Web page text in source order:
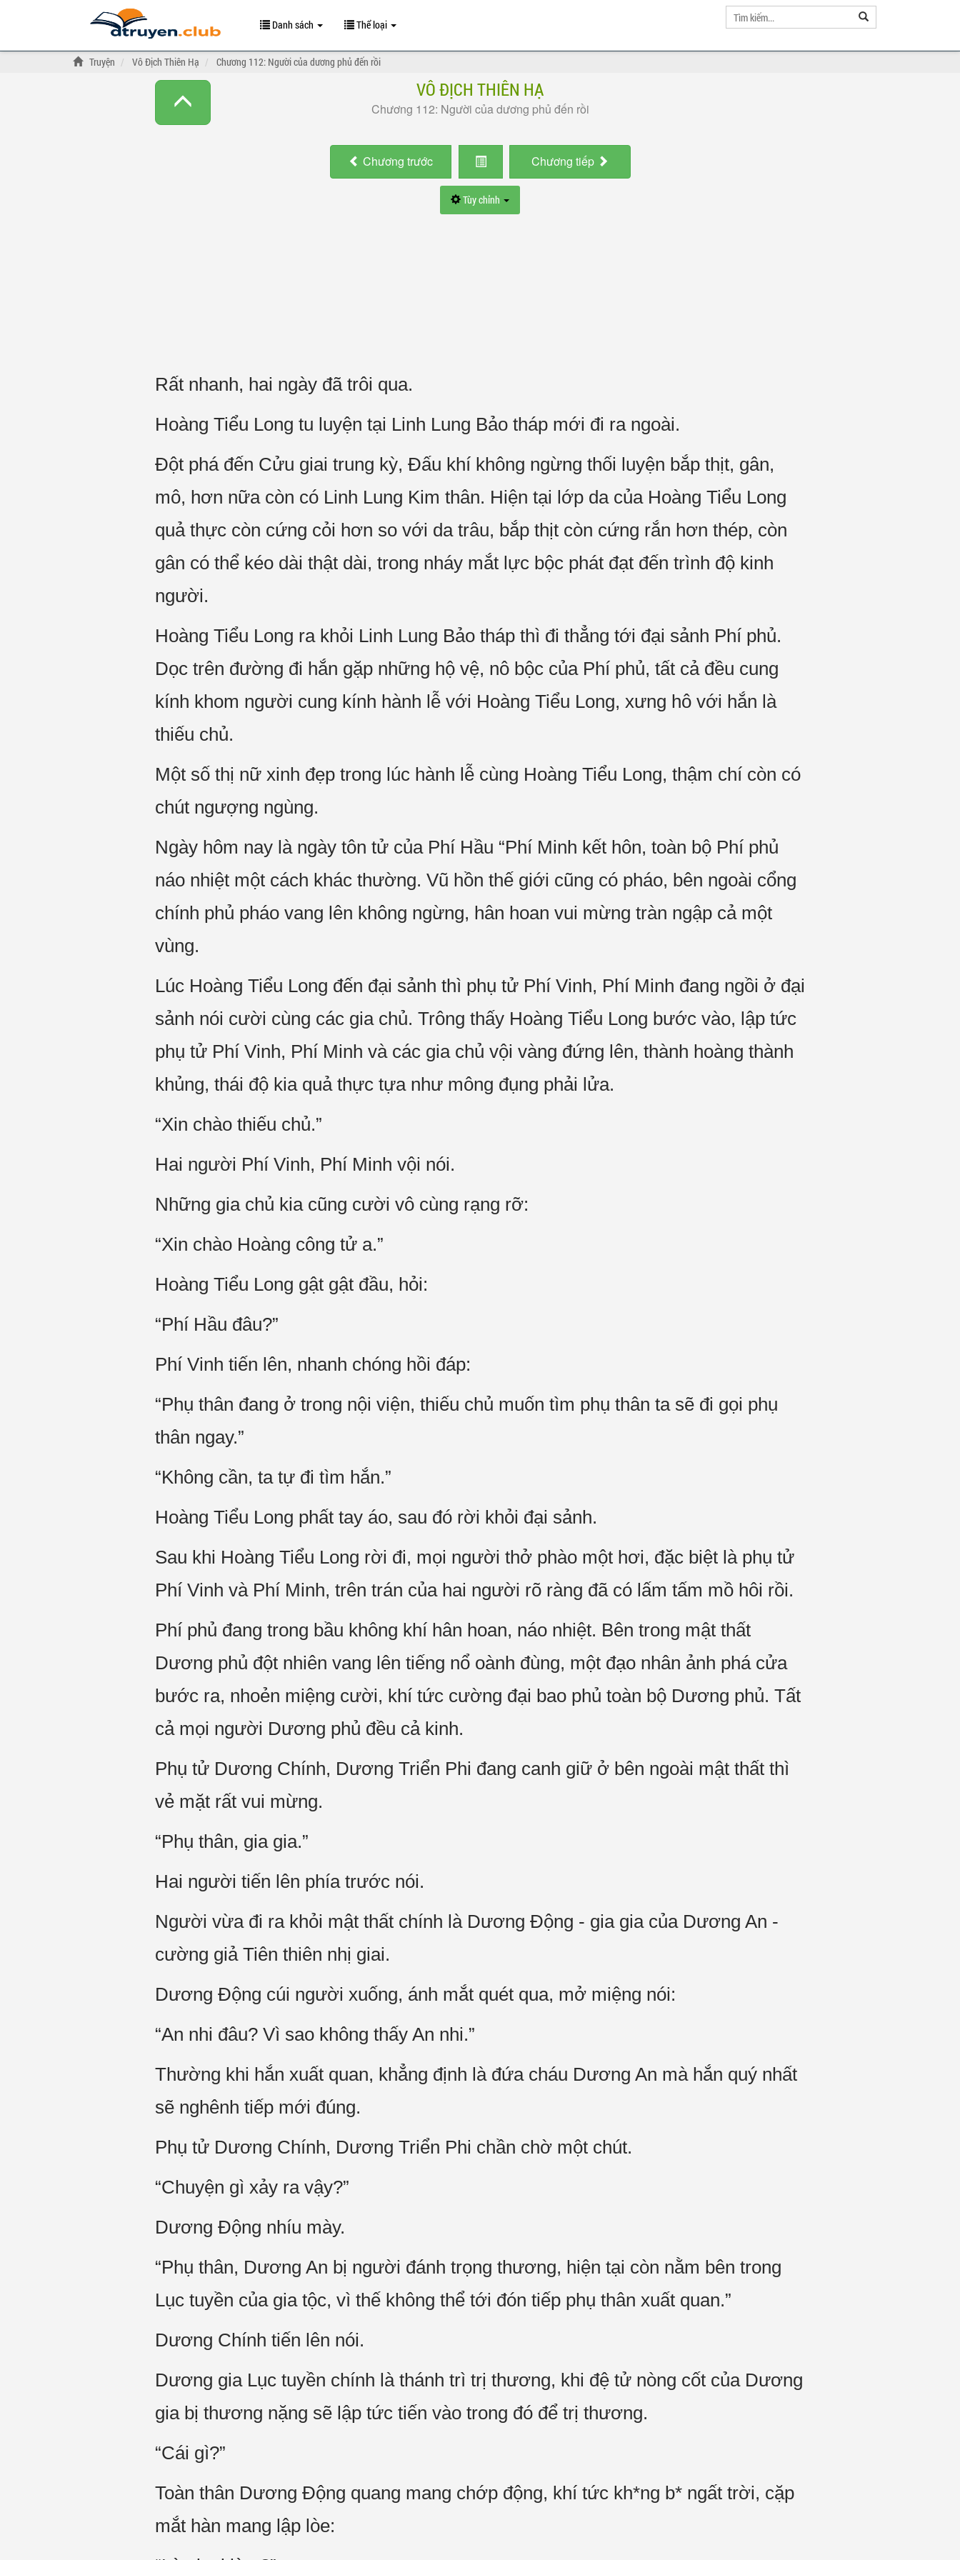
Danh sách Thể loại
Truyện Vô Địch Thiên Hạ Chương 112: Người của dương phủ đến rồi
VÔ ĐỊCH THIÊN HẠ
Chương 112: Người của dương phủ đến rồi
Chương trước Chương tiếp
Tùy chỉnh
Rất nhanh, hai ngày đã trôi qua.
Hoàng Tiểu Long tu luyện tại Linh Lung Bảo tháp mới đi ra ngoài.
Đột phá đến Cửu giai trung kỳ, Đấu khí không ngừng thối luyện bắp thịt, gân,
mô, hơn nữa còn có Linh Lung Kim thân. Hiện tại lớp da của Hoàng Tiểu Long
quả thực còn cứng cỏi hơn so với da trâu, bắp thịt còn cứng rắn hơn thép, còn
gân có thể kéo dài thật dài, trong nháy mắt lực bộc phát đạt đến trình độ kinh
người.
Hoàng Tiểu Long ra khỏi Linh Lung Bảo tháp thì đi thẳng tới đại sảnh Phí phủ.
Dọc trên đường đi hắn gặp những hộ vệ, nô bộc của Phí phủ, tất cả đều cung
kính khom người cung kính hành lễ với Hoàng Tiểu Long, xưng hô với hắn là
thiếu chủ.
Một số thị nữ xinh đẹp trong lúc hành lễ cùng Hoàng Tiểu Long, thậm chí còn có
chút ngượng ngùng.
Ngày hôm nay là ngày tôn tử của Phí Hầu “Phí Minh kết hôn, toàn bộ Phí phủ
náo nhiệt một cách khác thường. Vũ hồn thế giới cũng có pháo, bên ngoài cổng
chính phủ pháo vang lên không ngừng, hân hoan vui mừng tràn ngập cả một
vùng.
Lúc Hoàng Tiểu Long đến đại sảnh thì phụ tử Phí Vinh, Phí Minh đang ngồi ở đại
sảnh nói cười cùng các gia chủ. Trông thấy Hoàng Tiểu Long bước vào, lập tức
phụ tử Phí Vinh, Phí Minh và các gia chủ vội vàng đứng lên, thành hoàng thành
khủng, thái độ kia quả thực tựa như mông đụng phải lửa.
“Xin chào thiếu chủ.”
Hai người Phí Vinh, Phí Minh vội nói.
Những gia chủ kia cũng cười vô cùng rạng rỡ:
“Xin chào Hoàng công tử a.”
Hoàng Tiểu Long gật gật đầu, hỏi:
“Phí Hầu đâu?”
Phí Vinh tiến lên, nhanh chóng hồi đáp:
“Phụ thân đang ở trong nội viện, thiếu chủ muốn tìm phụ thân ta sẽ đi gọi phụ
thân ngay.”
“Không cần, ta tự đi tìm hắn.”
Hoàng Tiểu Long phất tay áo, sau đó rời khỏi đại sảnh.
Sau khi Hoàng Tiểu Long rời đi, mọi người thở phào một hơi, đặc biệt là phụ tử
Phí Vinh và Phí Minh, trên trán của hai người rõ ràng đã có lấm tấm mồ hôi rồi.
Phí phủ đang trong bầu không khí hân hoan, náo nhiệt. Bên trong mật thất
Dương phủ đột nhiên vang lên tiếng nổ oành đùng, một đạo nhân ảnh phá cửa
bước ra, nhoẻn miệng cười, khí tức cường đại bao phủ toàn bộ Dương phủ. Tất
cả mọi người Dương phủ đều cả kinh.
Phụ tử Dương Chính, Dương Triển Phi đang canh giữ ở bên ngoài mật thất thì
vẻ mặt rất vui mừng.
“Phụ thân, gia gia.”
Hai người tiến lên phía trước nói.
Người vừa đi ra khỏi mật thất chính là Dương Động - gia gia của Dương An -
cường giả Tiên thiên nhị giai.
Dương Động cúi người xuống, ánh mắt quét qua, mở miệng nói:
“An nhi đâu? Vì sao không thấy An nhi.”
Thường khi hắn xuất quan, khẳng định là đứa cháu Dương An mà hắn quý nhất
sẽ nghênh tiếp mới đúng.
Phụ tử Dương Chính, Dương Triển Phi chần chờ một chút.
“Chuyện gì xảy ra vậy?”
Dương Động nhíu mày.
“Phụ thân, Dương An bị người đánh trọng thương, hiện tại còn nằm bên trong
Lục tuyền của gia tộc, vì thế không thể tới đón tiếp phụ thân xuất quan.”
Dương Chính tiến lên nói.
Dương gia Lục tuyền chính là thánh trì trị thương, khi đệ tử nòng cốt của Dương
gia bị thương nặng sẽ lập tức tiến vào trong đó để trị thương.
“Cái gì?”
Toàn thân Dương Động quang mang chớp động, khí tức kh*ng b* ngất trời, cặp
mắt hàn mang lập lòe: